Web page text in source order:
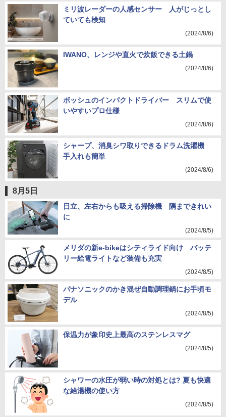
ミリ波レーダーの人感センサー 人がじっとし
ていても検知
(2024/8/6)
IWANO、レンジや直火で炊飯できる土鍋
(2024/8/6)
ボッシュのインパクトドライバー スリムで使
いやすいプロ仕様
(2024/8/6)
シャープ、消臭シワ取りできるドラム洗濯機
手入れも簡単
(2024/8/6)
8月5日
日立、左右からも吸える掃除機 隅まできれい
に
(2024/8/5)
メリダの新e-bikeはシティライド向け バッテ
リー給電ライトなど装備も充実
(2024/8/5)
パナソニックのかき混ぜ自動調理鍋にお手頃モ
デル
(2024/8/5)
保温力が象印史上最高のステンレスマグ
(2024/8/5)
シャワーの水圧が弱い時の対処とは? 夏も快適
な給湯機の使い方
(2024/8/5)